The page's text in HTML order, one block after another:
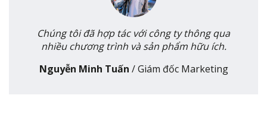
Chúng tôi đã hợp tác với công ty thông qua
nhiều chương trình và sản phẩm hữu ích.
Nguyễn Minh Tuấn /Giám đốc Marketing